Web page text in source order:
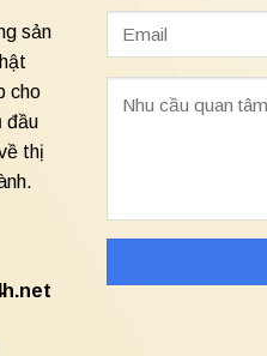
sản
cho
đầu
thị